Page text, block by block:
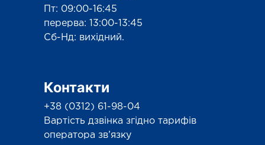
Пт: 09:00-16:45
перерва: 13:00-13:45
Сб-Нд: вихідний.
Контакти
+38 (0312) 61-98-04
Вартість дзвінка згідно тарифів
оператора зв’язку